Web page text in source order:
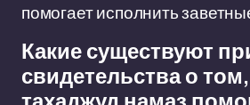
помогает исполнить
Какие существуют
свидетельства о